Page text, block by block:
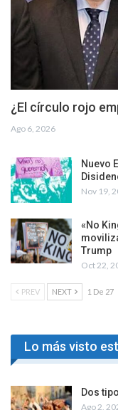
¿El círculo rojo
Ago 6, 2026
Nuevo
Nov 19,
«No
Trump
Oct 22,
PREV NEXT 1 De 27
Lo más visto
Dos
Ago 2,